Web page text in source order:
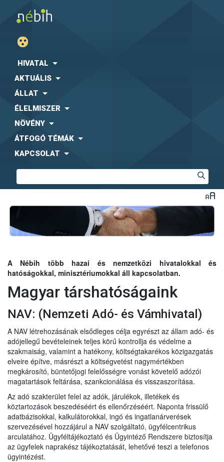
HIVATAL
AKTUÁLIS
ÁLLAT
ÉLELMISZER
NÖVÉNY
ÁTFOGÓ TÉMÁK
KAPCSOLAT
A Nébih több hazai és nemzetközi hivatalokkal és
hatóságokkal, minisztériumokkal áll kapcsolatban.
Magyar társhatóságaink
NAV: (Nemzeti Adó- és Vámhivatal)
A NAV létrehozásának elsődleges célja egyrészt az állam adó- és
adójellegű bevételeinek teljes körű kontrollja és védelme a
szakmaiság, valamint a hatékony, költségtakarékos közigazgatás
elveire építve, másrészt a költségvetést nagymértékben
megkárosító, büntetőjogi felelősségre vonást követelő adózói
magatartások feltárása, szankcionálása és visszaszorítása.
Az adó szakterület felel az adók, járulékok, illetékek és
köztartozások beszedéséért és ellenőrzéséért. Naponta frissülő
adatbázisokkal, kalkulátorokkal, ingó és ingatlanárverések
szervezésével hozzájárul a NAV szolgáltató, ügyfélcentrikus
arculatához. Ügyféltájékoztató és Ügyintéző Rendszere biztosítja
az ügyfelek naprakész tájékoztatását, lehetővé teszi a telefonos
ügyintézést.